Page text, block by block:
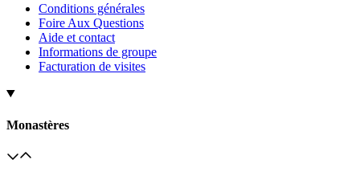
Conditions générales
Foire Aux Questions
Aide et contact
Informations de groupe
Facturation de visites
Monastères